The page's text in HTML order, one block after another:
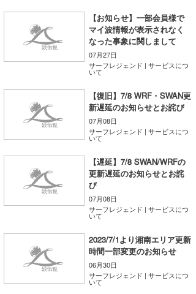
今月のプレゼント
【お知らせ】一部会員様で
マイ波情報が表示されなく
なった事象に関しまして
07月27日
サーフレジェンド | サービスにつ
いて
【復旧】7/8 WRF・SWAN更
新遅延のお知らせとお詫び
07月08日
サーフレジェンド | サービスにつ
いて
【遅延】7/8 SWAN/WRFの
更新遅延のお知らせとお詫
び
07月08日
サーフレジェンド | サービスにつ
いて
2023/7/1より湘南エリア更新
時間一部変更のお知らせ
06月30日
サーフレジェンド | サービスにつ
いて
湘南
千葉北
千葉南
大阪
沖縄
お知らせ
その他
VOTE!
サーファーズ
ライター/寄稿メディア